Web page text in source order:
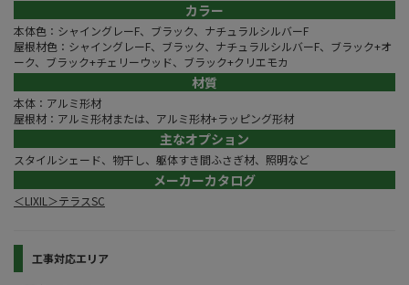
カラー
本体色：シャイングレーF、ブラック、ナチュラルシルバーF
屋根材色：シャイングレーF、ブラック、ナチュラルシルバーF、ブラック+オ
ーク、ブラック+チェリーウッド、ブラック+クリエモカ
材質
本体：アルミ形材
屋根材：アルミ形材または、アルミ形材+ラッピング形材
主なオプション
スタイルシェード、物干し、躯体すき間ふさぎ材、照明など
メーカーカタログ
＜LIXIL＞テラスSC
工事対応エリア